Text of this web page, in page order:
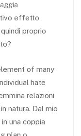
effetto
proprio
of many
hate
relazioni
natura. Dal mio
una coppia